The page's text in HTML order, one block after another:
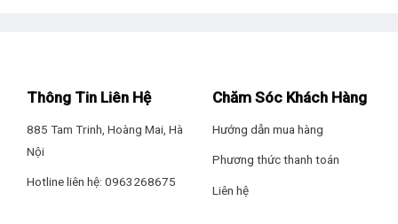
gộp nguyên khối cho tốc độ nước ra vòi nhanh, gấp đôi
Hydrogen và hiệu quả kháng khuẩn so với thông thường.
Thông Tin Liên Hệ
885 Tam Trinh, Hoàng Mai, Hà
Nội
Hotline liên hệ: 0963268675
Chăm Sóc Khách Hàng
Hướng dẫn mua hàng
Phương thức thanh toán
Liên hệ